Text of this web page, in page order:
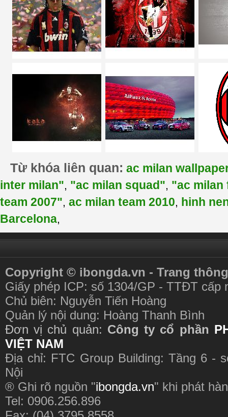
Từ khóa liên quan: ac milan
inter milan", "ac milan squad", "ac milan
team 2007", ac milan team 2010, hinh
Barcelona,
Copyright © ibongda.vn - Trang
Giấy phép ICP: số 1304/GP - TTĐT cấp
Chủ biên: Nguyễn Tiến Hoàng
Quản lý nội dung: Hoàng Thanh Bình
Đơn vị chủ quản: Công ty cổ phần
VIỆT NAM
Địa chỉ: FTC Group Building: Tầng 6 -
Nội
® Ghi rõ nguồn "ibongda.vn" khi phát
Tel: 0906.256.896